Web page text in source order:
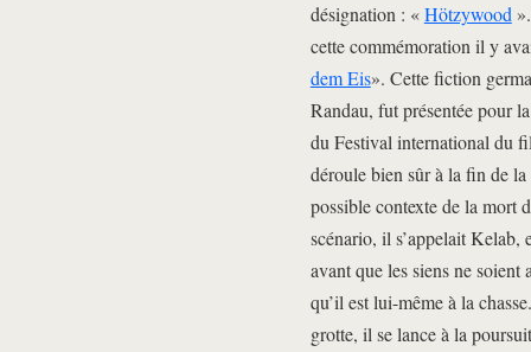
désignation : «Hötzywood».
cette commémoration il y
dem Eis». Cette fiction
Randau, fut présentée pour
du Festival international du
déroule bien sûr à la fin de
possible contexte de la mort
scénario, il s’appelait
avant que les siens ne soient
qu’il est lui-même à la
grotte, il se lance à la